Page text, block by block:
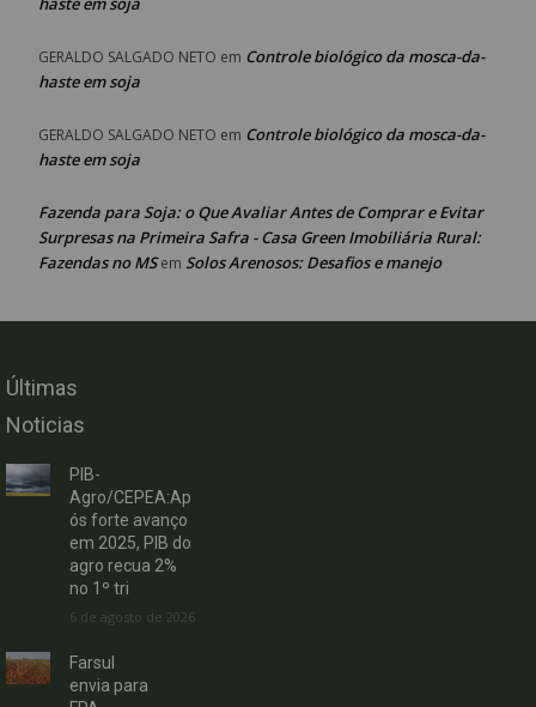
GERALDO SALGADO NETO em Controle biológico da mosca-da-
haste em soja
GERALDO SALGADO NETO em Controle biológico da mosca-da-
haste em soja
Fazenda para Soja: o Que Avaliar Antes de Comprar e Evitar
Surpresas na Primeira Safra - Casa Green Imobiliária Rural:
Fazendas no MSem Solos Arenosos: Desafios e manejo
Últimas
Noticias
PIB-
Agro/CEPEA:Ap
ós forte avanço
em 2025, PIB do
agro recua 2%
no 1º tri
6 de agosto de 2026
Farsul
envia para